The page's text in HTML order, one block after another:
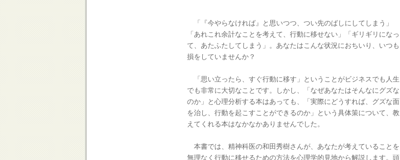
「『今やらなければ』と思いつつ、つい先のばしにしてしまう」
「あれこれ余計なことを考えて、行動に移せない」「ギリギリになっ
て、あたふたしてしまう」。あなたはこんな状況におちいり、いつも
損をしていませんか？
「思い立ったら、すぐ行動に移す」ということがビジネスでも人生
でも非常に大切なことです。しかし、「なぜあなたはそんなにグズな
のか」と心理分析する本はあっても、「実際にどうすれば、グズな面
を治し、行動を起こすことができるのか」という具体策について、教
えてくれる本はなかなかありませんでした。
本書では、精神科医の和田秀樹さんが、あなたが考えていることを
無理なく行動に移せるための方法を心理学的見地から解説します。頭